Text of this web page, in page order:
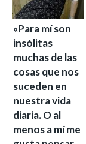
«Para mí son
insólitas
muchas de las
cosas que nos
suceden en
nuestra vida
diaria. O al
menos a mí me